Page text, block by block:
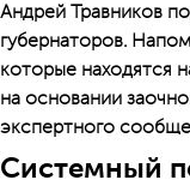
Андрей Травников
губернаторов.
которые находятся
на основании
экспертного
Системный